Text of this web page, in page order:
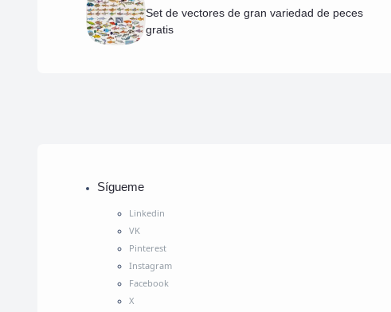
Set de vectores de gran variedad de peces
gratis
Sígueme
Linkedin
VK
Pinterest
Instagram
Facebook
X